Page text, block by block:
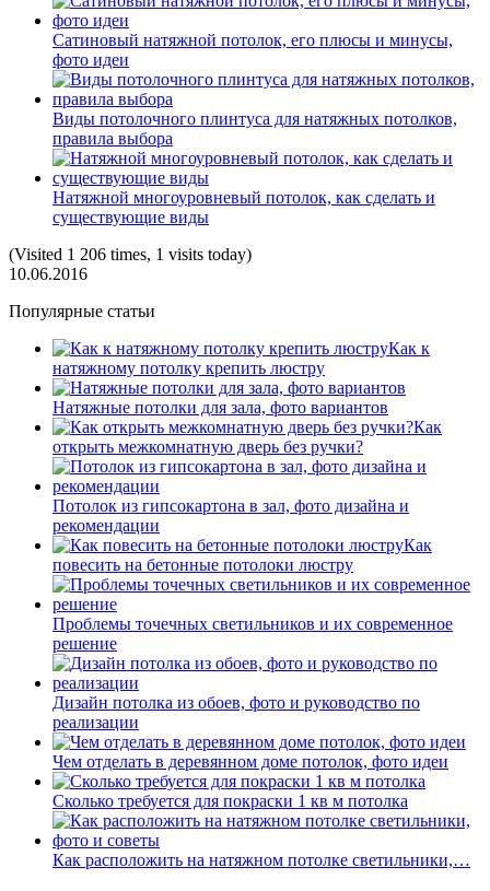
Сатиновый натяжной потолок, его плюсы и минусы,
фото идеи
Виды потолочного плинтуса для натяжных потолков,
правила выбора
Натяжной многоуровневый потолок, как сделать и
существующие виды
(Visited 1 206 times, 1 visits today)
10.06.2016
Популярные статьи
Как к
натяжному потолку крепить люстру
Натяжные потолки для зала, фото вариантов
Как
открыть межкомнатную дверь без ручки?
Потолок из гипсокартона в зал, фото дизайна и
рекомендации
Как
повесить на бетонные потолоки люстру
Проблемы точечных светильников и их современное
решение
Дизайн потолка из обоев, фото и руководство по
реализации
Чем отделать в деревянном доме потолок, фото идеи
Сколько требуется для покраски 1 кв м потолка
Как расположить на натяжном потолке светильники,…